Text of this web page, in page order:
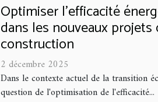
Optimiser l'efficacité
dans les nouveaux projets
construction
2 décembre 2025
Dans le contexte actuel de la transition
question de l'optimisation de l'efficacité...